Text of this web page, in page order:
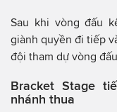
Sau khi vòng đấu
giành quyền đi tiếp
đội tham dự vòng
Bracket Stage
nhánh thua